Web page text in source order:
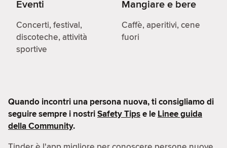
Eventi
Concerti, festival,
discoteche, attività
sportive
Mangiare e bere
Caffè, aperitivi, cene
fuori
Quando incontri una persona nuova, ti consigliamo di
seguire sempre i nostriSafety Tipse le Linee guida
della Community.